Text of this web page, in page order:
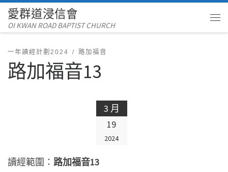
Skip to content
愛群道浸信會
OI KWAN ROAD BAPTIST CHURCH
一年讀經計劃2024 路加福音
路加福音13
3 月
19
2024
讀經範圍： 路加福音13